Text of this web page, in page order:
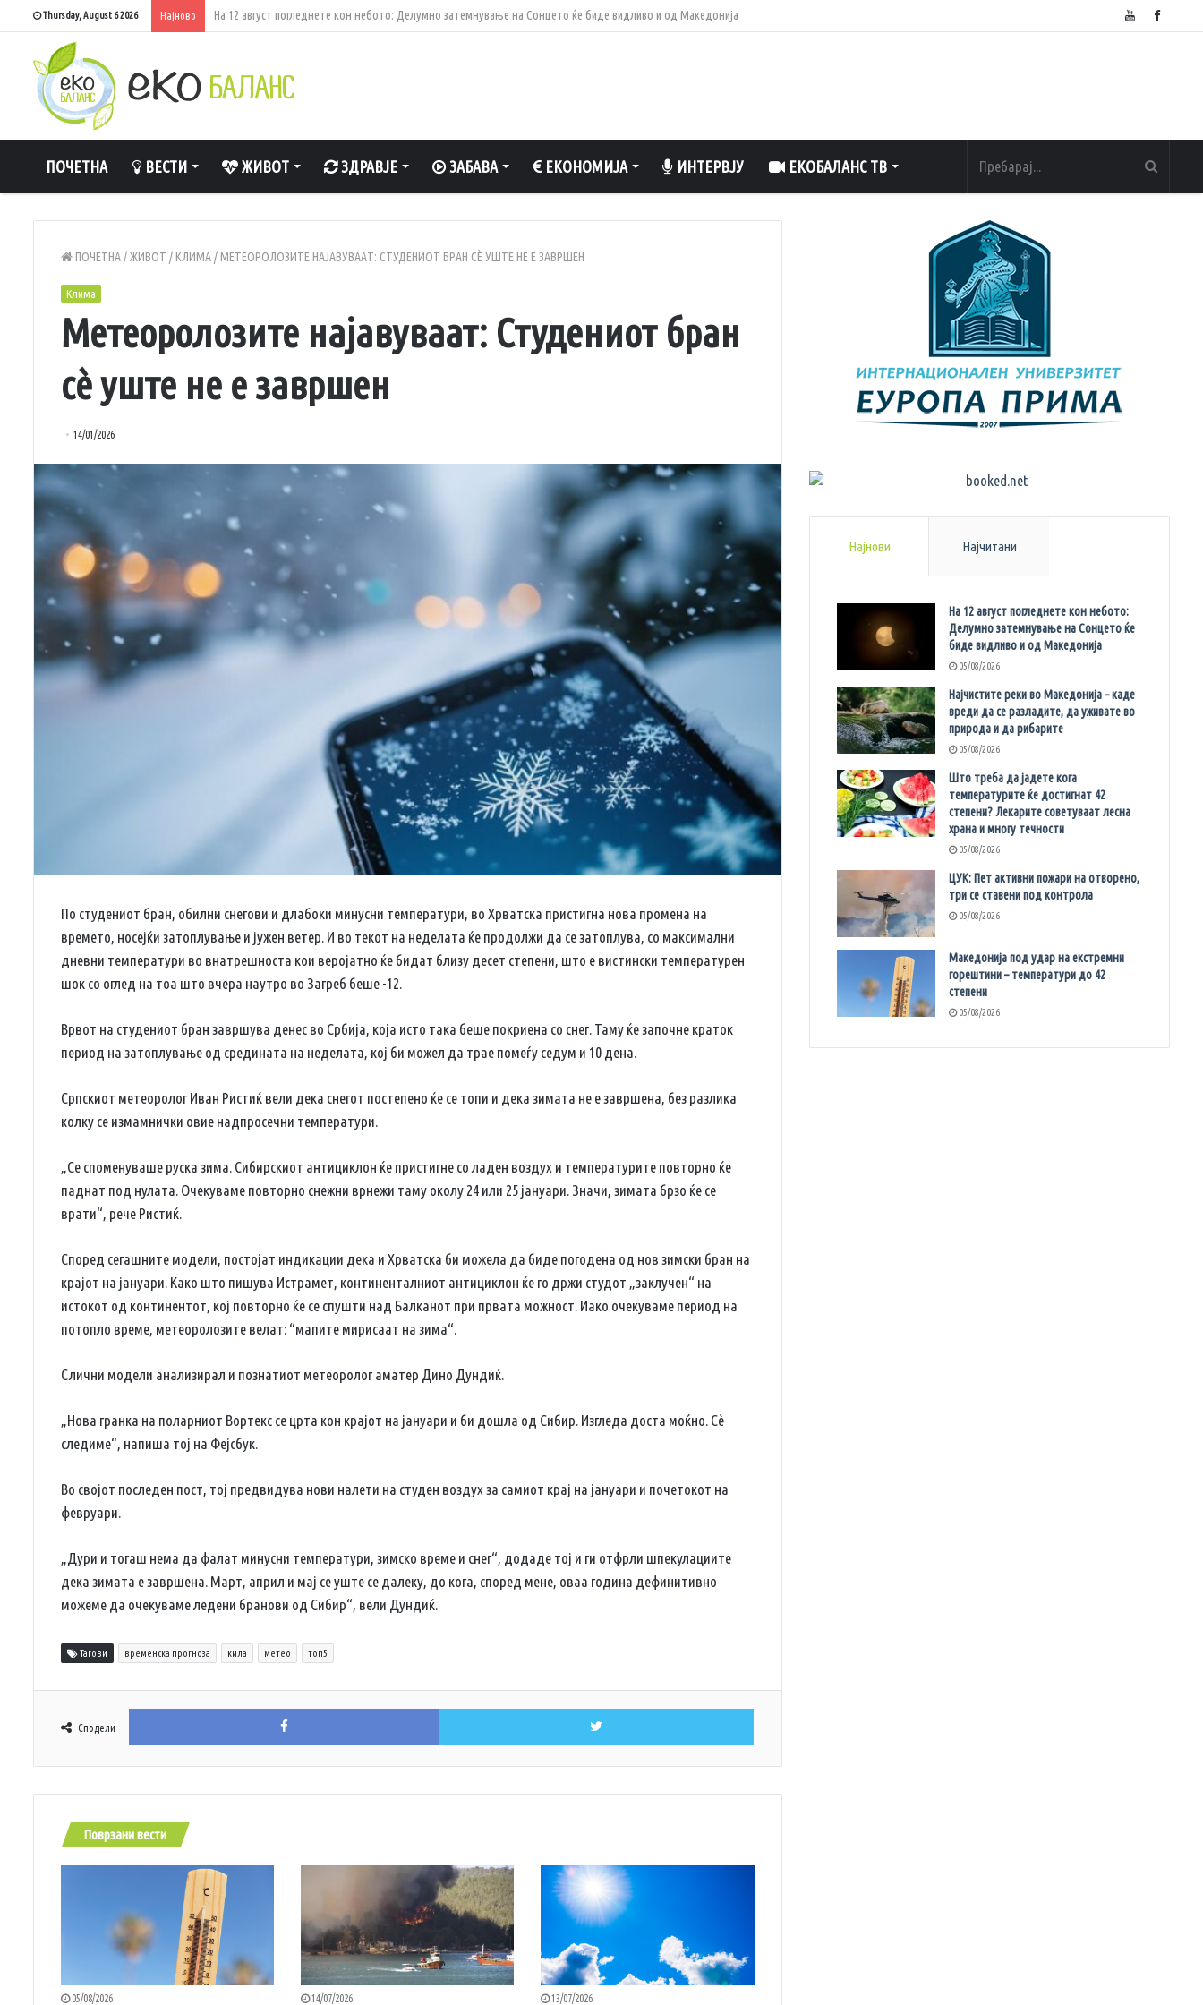
Thursday, August 6 2026 Најново Најчистите реки во Македонија – каде вреди да се разладите, да уживате во природа и да рибарите
ПОЧЕТНА ВЕСТИ ЖИВОТ ЗДРАВЈЕ ЗАБАВА ЕКОНОМИЈА ИНТЕРВЈУ ЕКОБАЛАНС ТВ
ПОЧЕТНА/ЖИВОТ / КЛИМА/ МЕТЕОРОЛОЗИТЕ НАЈАВУВААТ: СТУДЕНИОТ БРАН СÈ УШТЕ НЕ Е ЗАВРШЕН
Клима
Метеоролозите најавуваат: Студениот бран
сè уште не е завршен
14/01/2026
По студениот бран, обилни снегови и длабоки минусни температури, во Хрватска пристигна нова промена на
времето, носејќи затоплување и јужен ветер. И во текот на неделата ќе продолжи да се затоплува, со максимални
дневни температури во внатрешноста кои веројатно ќе бидат близу десет степени, што е вистински температурен
шок со оглед на тоа што вчера наутро во Загреб беше -12.
Врвот на студениот бран завршува денес во Србија, која исто така беше покриена со снег. Таму ќе започне краток
период на затоплување од средината на неделата, кој би можел да трае помеѓу седум и 10 дена.
Српскиот метеоролог Иван Ристиќ вели дека снегот постепено ќе се топи и дека зимата не е завршена, без разлика
колку се измамнички овие надпросечни температури.
„Се споменуваше руска зима. Сибирскиот антициклон ќе пристигне со ладен воздух и температурите повторно ќе
паднат под нулата. Очекуваме повторно снежни врнежи таму околу 24 или 25 јануари. Значи, зимата брзо ќе се
врати“, рече Ристиќ.
Според сегашните модели, постојат индикации дека и Хрватска би можела да биде погодена од нов зимски бран на
крајот на јануари. Како што пишува Истрамет, континенталниот антициклон ќе го држи студот „заклучен“ на
истокот од континентот, кој повторно ќе се спушти над Балканот при првата можност. Иако очекуваме период на
потопло време, метеоролозите велат: “мапите мирисаат на зима“.
Слични модели анализирал и познатиот метеоролог аматер Дино Дундиќ.
„Нова гранка на поларниот Вортекс се црта кон крајот на јануари и би дошла од Сибир. Изгледа доста моќно. Сè
следиме“, напиша тој на Фејсбук.
Во својот последен пост, тој предвидува нови налети на студен воздух за самиот крај на јануари и почетокот на
февруари.
„Дури и тогаш нема да фалат минусни температури, зимско време и снег“, додаде тој и ги отфрли шпекулациите
дека зимата е завршена. Март, април и мај се уште се далеку, до кога, според мене, оваа година дефинитивно
можеме да очекуваме ледени бранови од Сибир“, вели Дундиќ.
Тагови временска прогноза кила метео топ5
Сподели
Facebook Twitter
Поврзани вести
05/08/2026 14/07/2026 13/07/2026
Најнови Најчитани
На 12 август погледнете кон небото:
Делумно затемнување на Сонцето ќе
биде видливо и од Македонија
05/08/2026
Најчистите реки во Македонија – каде
вреди да се разладите, да уживате во
природа и да рибарите
05/08/2026
Што треба да јадете кога
температурите ќе достигнат 42
степени? Лекарите советуваат лесна
храна и многу течности
05/08/2026
ЦУК: Пет активни пожари на отворено,
три се ставени под контрола
05/08/2026
Македонија под удар на екстремни
горештини – температури до 42
степени
05/08/2026